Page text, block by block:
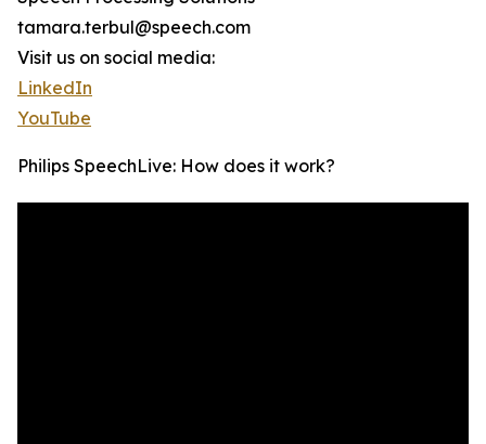
tamara.terbul@speech.com
Visit us on social media:
LinkedIn
YouTube
Philips SpeechLive: How does it work?